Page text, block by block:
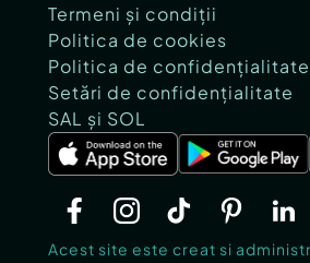
Termeni și condiții
Politica de cookies
Politica de confidențialitate
Setări de confidențialitate
SAL și SOL
Acest site este creat si